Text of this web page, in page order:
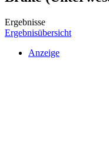
Ergebnisse
Ergebnisübersicht
Anzeige